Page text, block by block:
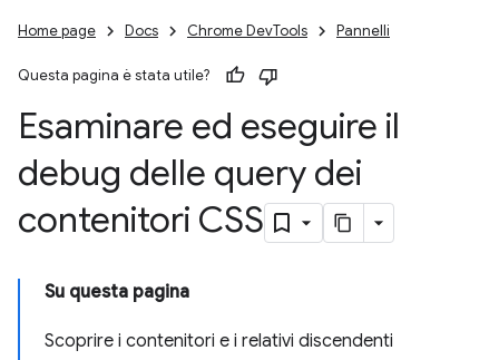
Home page Docs Chrome DevTools Pannelli
Questa pagina è stata utile?
Esaminare ed eseguire il
debug delle query dei
contenitori CSS
Su questa pagina
Scoprire i contenitori e i relativi discendenti